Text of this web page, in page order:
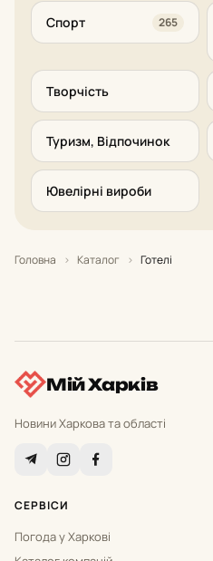
Спорт 265
Творчість
Туризм, Відпочинок
Ювелірні вироби
Головна › Каталог › Готелі
Мій Харків
Новини Харкова та області
СЕРВІСИ
Погода у Харкові